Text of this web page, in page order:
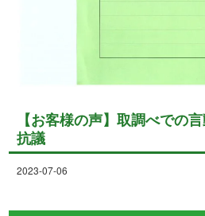
【お客様の声】取調べでの
抗議
2023-07-06